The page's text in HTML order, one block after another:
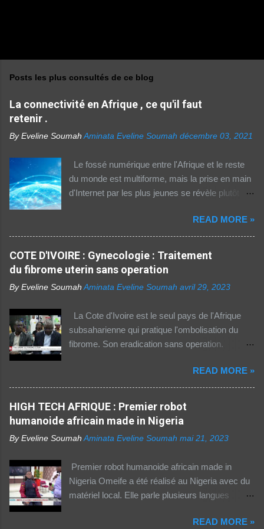
Posts les plus consultés de ce blog
La connectivité en Afrique , ce qu'il faut
retenir .
By Eveline Soumah Aminata Eveline Soumah décembre 03, 2021
Le fossé numérique entre l'Afrique et le reste
du monde est multiforme, mais la prise en main
d'Internet par les plus jeunes se révèle plutôt
http://boutic.evemoney.1tpe.fr Un tiers (33%) de
la population dans la région Afrique (hors Etats
arabes du continent) utilise Internet, selon le
rapport 2021 de l'Union internationale des
télécommunications (UIT) sur la connectivité
numérique dans le monde. Si entre 2019 et
dans cette partie du monde, cette dernière est
celle où l'accès au web reste difficile –
notamment pour les femmes et les personnes
coûteux. Cinq faits pour appréhender le fossé
numérique en Afrique. La moitié des citadins
africains sont en ligne contre seulement 15% de
la population rurale. A l'échelle de la planète, les
habitants des zones urbaines sont deux fois...
READ MORE »
COTE D'IVOIRE : Gynecologie : Traitement
du fibrome uterin sans operation
By Eveline Soumah Aminata Eveline Soumah avril 29, 2023
La Cote d'Ivoire est le seul pays de l'Afrique
subsaharienne qui pratique l'ombolisation du
fibrome. Son eradication sans operation.
d'Ivoire. Elle a gueri pres de 300 femmes.
Suivez ceci. - 1TPE.com - Votre boutique de
produits digitaux Source life tv.
READ MORE »
HIGH TECH AFRIQUE : Premier robot
humanoide africain made in Nigeria
By Eveline Soumah Aminata Eveline Soumah mai 21, 2023
Premier robot humanoide africain made in
Nigeria Omeife a été réalisé au Nigeria avec du
matériel local. Elle parle plusieurs langues
READ MORE »